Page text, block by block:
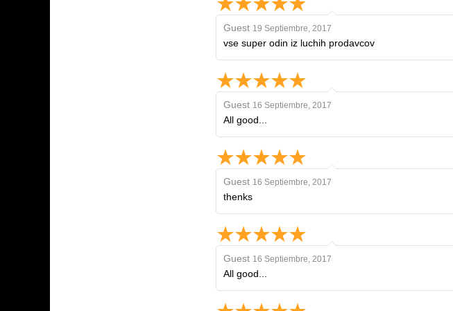
Guest 19 Septiembre, 2017
vse super odin iz luchih prodavcov
Guest 16 Septiembre, 2017
All good...
Guest 16 Septiembre, 2017
thenks
Guest 16 Septiembre, 2017
All good...